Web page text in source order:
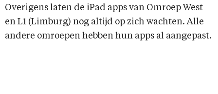
Overigens laten de iPad apps van Omroep West
en L1 (Limburg) nog altijd op zich wachten. Alle
andere omroepen hebben hun apps al aangepast.